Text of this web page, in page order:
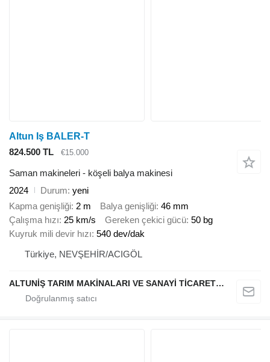
Altun Iş BALER-T
824.500 TL
€15.000
Saman makineleri - köşeli balya makinesi
2024
Durum yeni
Kapma genişliği 2 m Balya genişliği 46 mm
Çalışma hızı 25 km/s Gereken çekici gücü 50 bg
Kuyruk mili devir hızı 540 dev/dak
Türkiye, NEVŞEHİR/ACIGÖL
ALTUNİŞ TARIM MAKİNALARI VE SANAYİ TİCARET LİMİTED ŞİRKETİ